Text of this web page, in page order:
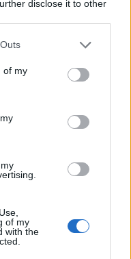
disclose it to other
one or more Google
You may click to
its third-party tags to
in below Google
of my
of my
with the
veheti át a